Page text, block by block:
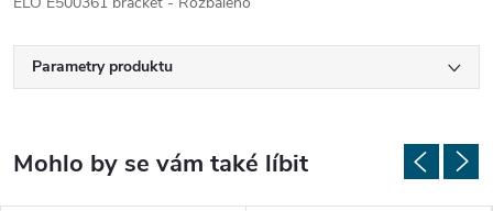
Parametry produktu